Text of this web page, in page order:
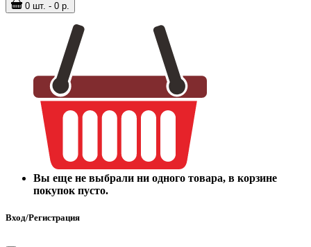
0 шт. - 0 р.
Вы еще не выбрали ни одного товара, в корзине
покупок пусто.
Вход/Регистрация